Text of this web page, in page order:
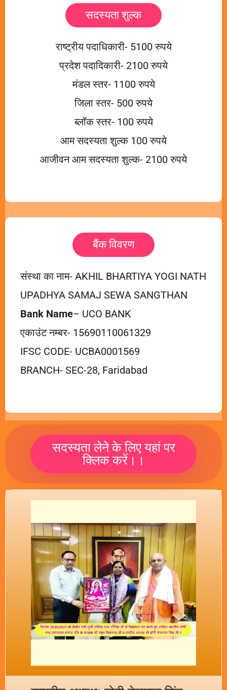
सदस्यता शुल्क
राष्ट्रीय पदाधिकारी- 5100 रुपये
प्रदेश पदादिकारी- 2100 रुपये
मंडल स्तर- 1100 रुपये
जिला स्तर- 500 रुपये
ब्लॉक स्तर- 100 रुपये
आम सदस्यता शुल्क 100 रुपये
आजीवन आम सदस्यता शुल्क- 2100 रुपये
बैंक विवरण
संस्था का नाम- AKHIL BHARTIYA YOGI NATH
UPADHYA SAMAJ SEWA SANGTHAN
Bank Name– UCO BANK
एकाउंट नम्बर- 15690110061329
IFSC CODE- UCBA0001569
BRANCH- SEC-28, Faridabad
सदस्यता लेने के लिए यहां पर
क्लिक करें।।